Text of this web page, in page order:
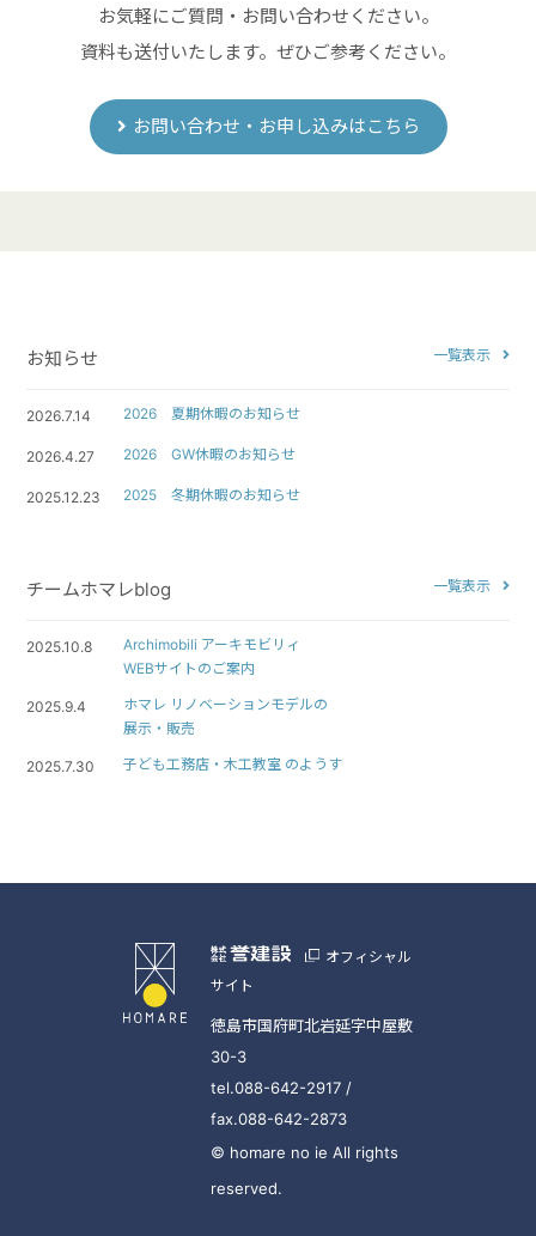
お気軽にご質問・お問い合わせください。
資料も送付いたします。ぜひご参考ください。
お問い合わせ・お申し込みはこちら
お知らせ 一覧表示
2026.7.14 2026 夏期休暇のお知らせ
2026.4.27 2026 GW休暇のお知らせ
2025.12.23 2025 冬期休暇のお知らせ
チームホマレblog 一覧表示
2025.10.8
Archimobili アーキモビリィ
WEBサイトのご案内
2025.9.4
ホマレ リノベーションモデルの
展示・販売
2025.7.30 子ども工務店・木工教室 のようす
オフィシャル
サイト
徳島市国府町北岩延字中屋敷
30-3
tel.088-642-2917 /
fax.088-642-2873
© homare no ie All rights
reserved.